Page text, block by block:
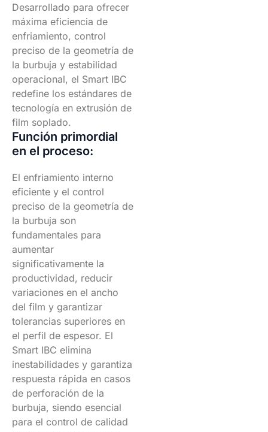
Desarrollado para ofrecer
máxima eficiencia de
enfriamiento, control
preciso de la geometría de
la burbuja y estabilidad
operacional, el Smart IBC
redefine los estándares de
tecnología en extrusión de
film soplado.
Función primordial
en el proceso:
El enfriamiento interno
eficiente y el control
preciso de la geometría de
la burbuja son
fundamentales para
aumentar
significativamente la
productividad, reducir
variaciones en el ancho
del film y garantizar
tolerancias superiores en
el perfil de espesor. El
Smart IBC elimina
inestabilidades y garantiza
respuesta rápida en casos
de perforación de la
burbuja, siendo esencial
para el control de calidad